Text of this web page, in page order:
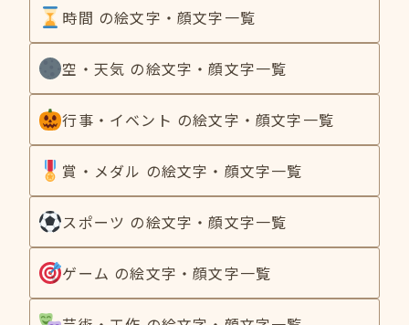
時間 の絵文字・顔文字一覧
空・天気 の絵文字・顔文字一覧
行事・イベント の絵文字・顔文字一覧
賞・メダル の絵文字・顔文字一覧
スポーツ の絵文字・顔文字一覧
ゲーム の絵文字・顔文字一覧